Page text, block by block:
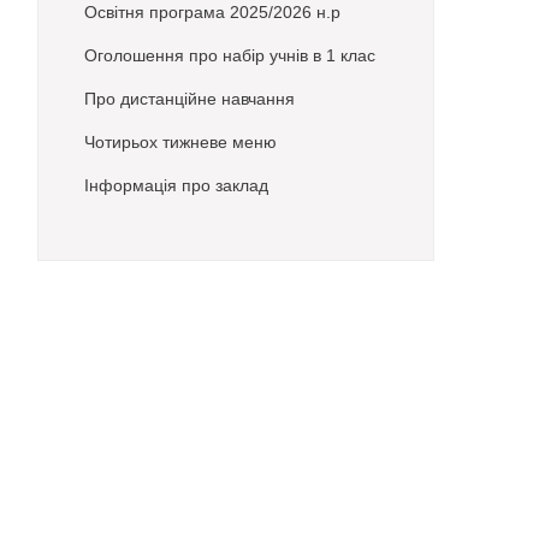
Освітня програма 2025/2026 н.р
Оголошення про набір учнів в 1 клас
Про дистанційне навчання
Чотирьох тижневе меню
Інформація про заклад